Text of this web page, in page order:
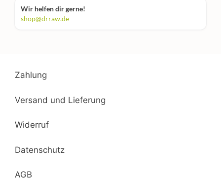
Wir helfen dir gerne!
shop@drraw.de
Zahlung
Versand und Lieferung
Widerruf
Datenschutz
AGB